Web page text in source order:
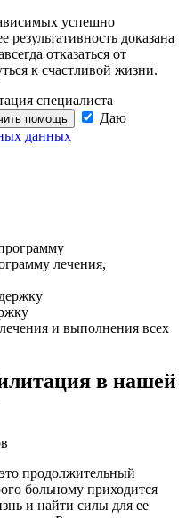
успешно
доказана
отказаться от
к счастливой жизни.
специалиста
помощь
Даю
данных
лечения,
и выполнения всех
в нашей
продолжительный
больному приходится
и найти силы для ее